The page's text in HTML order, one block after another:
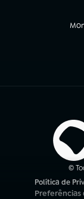
©
Política de
(abre em nova
Preferências